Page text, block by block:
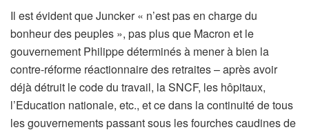
Il est évident que Juncker « n’est pas en charge du
bonheur des peuples », pas plus que Macron et le
gouvernement Philippe déterminés à mener à bien la
contre-réforme réactionnaire des retraites – après avoir
déjà détruit le code du travail, la SNCF, les hôpitaux,
l’Education nationale, etc., et ce dans la continuité de tous
les gouvernements passant sous les fourches caudines de